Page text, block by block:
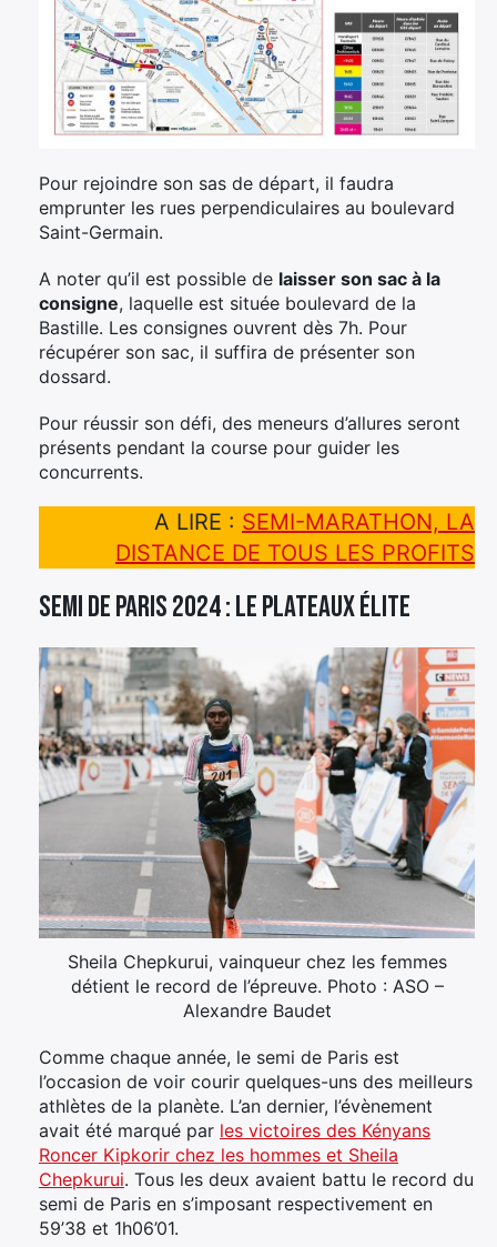
Pour rejoindre son sas de départ, il faudra
emprunter les rues perpendiculaires au boulevard
Saint-Germain.
A noter qu’il est possible de laisser son sac à la
consigne, laquelle est située boulevard de la
Bastille. Les consignes ouvrent dès 7h. Pour
récupérer son sac, il suffira de présenter son
dossard.
Pour réussir son défi, des meneurs d’allures seront
présents pendant la course pour guider les
concurrents.
A LIRE : SEMI-MARATHON, LA
DISTANCE DE TOUS LES PROFITS
Semi de Paris 2024 : le plateaux élite
Sheila Chepkurui, vainqueur chez les femmes
détient le record de l’épreuve. Photo : ASO –
Alexandre Baudet
Comme chaque année, le semi de Paris est
l’occasion de voir courir quelques-uns des meilleurs
athlètes de la planète. L’an dernier, l’évènement
avait été marqué par les victoires des Kényans
Roncer Kipkorir chez les hommes et Sheila
Chepkurui. Tous les deux avaient battu le record du
semi de Paris en s’imposant respectivement en
59’38 et 1h06’01.